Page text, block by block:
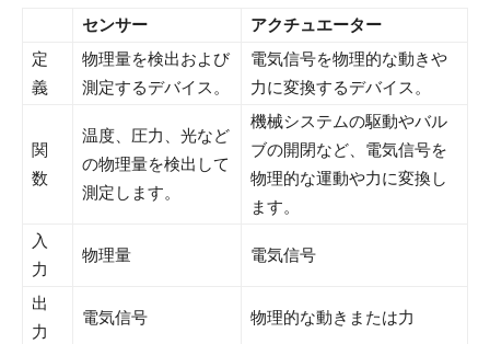
センサー
アクチュエーター
定
義
物理量を検出および
測定するデバイス。
電気信号を物理的な動きや
力に変換するデバイス。
関
数
温度、圧力、光など
の物理量を検出して
測定します。
機械システムの駆動やバル
ブの開閉など、電気信号を
物理的な運動や力に変換し
ます。
入
力
物理量 電気信号
出
力
電気信号 物理的な動きまたは力